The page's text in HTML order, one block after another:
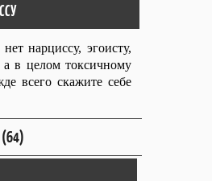
нарциссу, эгоисту,
а в целом токсичному
всего скажите себе